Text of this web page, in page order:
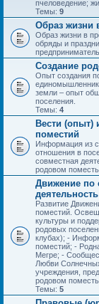
пчеловедение;
Темы: 9
Образ жизни
Образ жизни в
обряды и
Создание
Опыт создания
земли – опыт
поселения.
Темы: 4
Вести (опыт)
поместий
Информация из
отношения в
совместная
родовом
Движение по
деятельность
Развитие
поместий.
культуры и
родовых
клубах); -
поместий; -
Мегре; -
Любви
учреждения,
родовом
Темы: 5